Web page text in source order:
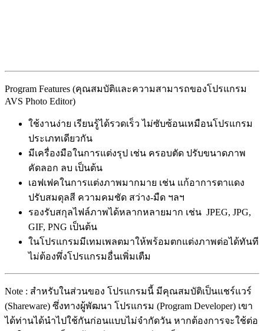
Program Features (คุณสมบัติและความสามารถของโปรแกรม
AVS Photo Editor)
ใช้งานง่าย เรียนรู้ได้รวดเร็ว ไม่ซับซ้อนเหมือนโปรแกรม
ประเภทเดียวกัน
มีเครื่องมือในการแต่งรุป เช่น ครอบตัด ปรับขนาดภาพ
คัดลอก ลบ เป็นต้น
เอฟเฟคในการแต่งภาพมากมาย เช่น แก้อาการตาแดง
ปรับสมดุลสี ความคมชัด สว่าง-มืด ฯลฯ
รองรับสกุลไฟล์ภาพได้หลากหลายมาก เช่น JPEG, JPG,
GIF, PNG เป็นต้น
ในโปรแกรมมีเทมเพลตมาให้พร้อมตกแต่งภาพต่อได้ทันที
ไม่ต้องพึ่งโปรแกรมอื่นเพิ่มเตืม
Note : สำหรับในส่วนของ โปรแกรมนี้ มีคุณสมบัติเป็นแชร์แวร์
(Shareware) ซึ่งทางผู้พัฒนา โปรแกรม (Program Developer) เขา
ได้ท่านได้นำไปใช้กันก่อนแบบไม่จำกัดวัน หากต้องการจะใช้ต่อ